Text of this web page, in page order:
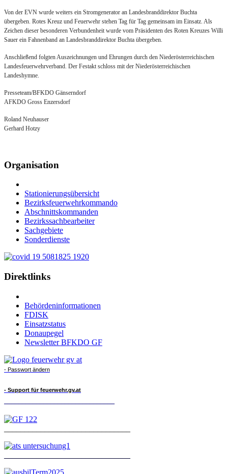
Von der EVN wurde weiters ein Stromgenerator an Landesbranddirektor Buchta
übergeben. Rotes Kreuz und Feuerwehr stehen Tag für Tag gemeinsam im Einsatz. Als
Zeichen dieser besonderen Verbundenheit wurde vom Präsidenten des Roten Kreuzes Willi
Sauer ein Fahnenband an Landesbranddirektor Buchta übergeben.
Anschließend folgten Auszeichnungen und Ehrungen durch den Niederösterreichischen
Landesfeuerwehrverband. Der Festakt schloss mit der Niederösterreichischen
Landeshymne.
Presseteam/BFKDO Gänserndorf
AFKDO Gross Enzersdorf
Roland Neuhauser
Gerhard Hotzy
Organisation
Stationierungsübersicht
Bezirksfeuerwehrkommando
Abschnittskommanden
Bezirkssachbearbeiter
Sachgebiete
Sonderdienste
Direktlinks
Behördeninformationen
FDISK
Einsatzstatus
Donaupegel
Newsletter BFKDO GF
- Passwort ändern
- Support für feuerwehr.gv.at